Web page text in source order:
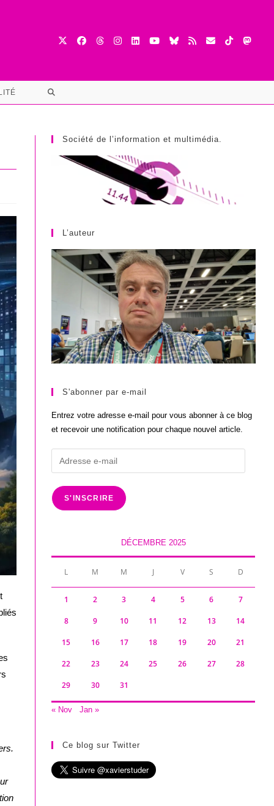
TOGGLE
SEARCH
Société de l’information et multimédia.
L’auteur
S'abonner par e-mail
Entrez votre adresse e-mail pour vous abonner à ce blog
et recevoir une notification pour chaque nouvel article.
Adresse
e-
mail
S'INSCRIRE
DÉCEMBRE 2025
L M M J V S D
1 2 3 4 5 6 7
8 9 10 11 12 13 14
15 16 17 18 19 20 21
22 23 24 25 26 27 28
29 30 31
« Nov Jan »
Ce blog sur Twitter